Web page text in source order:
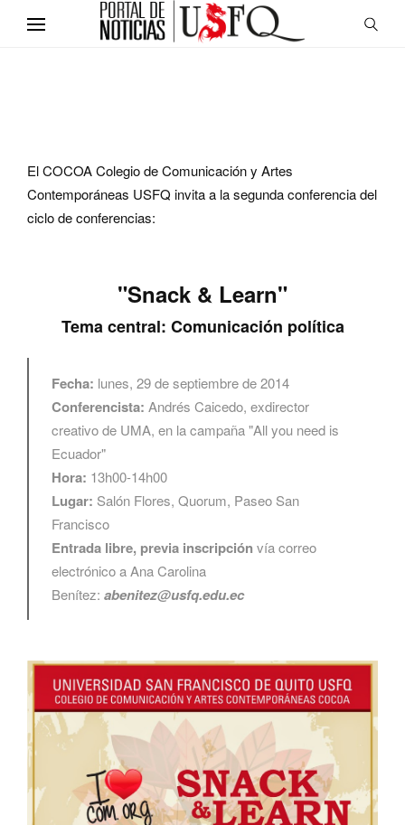
El COCOA Colegio de Comunicación y Artes
Contemporáneas USFQ invita a la segunda conferencia del
ciclo de conferencias:
"Snack & Learn"
Tema central: Comunicación política
Fecha: lunes, 29 de septiembre de 2014
Conferencista: Andrés Caicedo, exdirector
creativo de UMA, en la campaña "All you need is
Ecuador"
Hora: 13h00-14h00
Lugar: Salón Flores, Quorum, Paseo San
Francisco
Entrada libre, previa inscripción vía correo
electrónico a Ana Carolina
Benítez: abenitez@usfq.edu.ec